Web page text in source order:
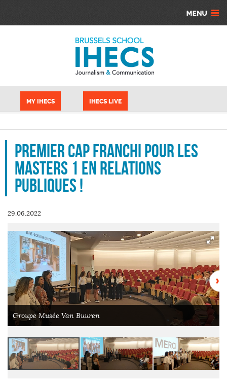
MY IHECS IHECS LIVE
Premier cap franchi pour les
Masters 1 en Relations
Publiques !
29.06.2022
Groupe Musée Van Buuren